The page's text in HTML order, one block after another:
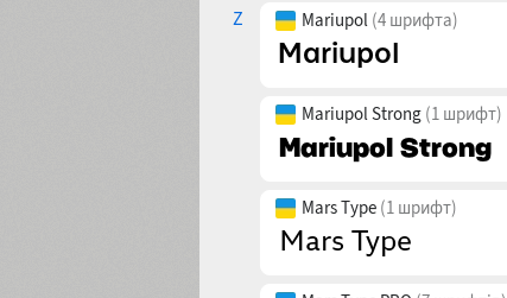
Z
Mariupol (4 шрифта)
Mariupol Strong (1 шрифт)
Mars Type (1 шрифт)